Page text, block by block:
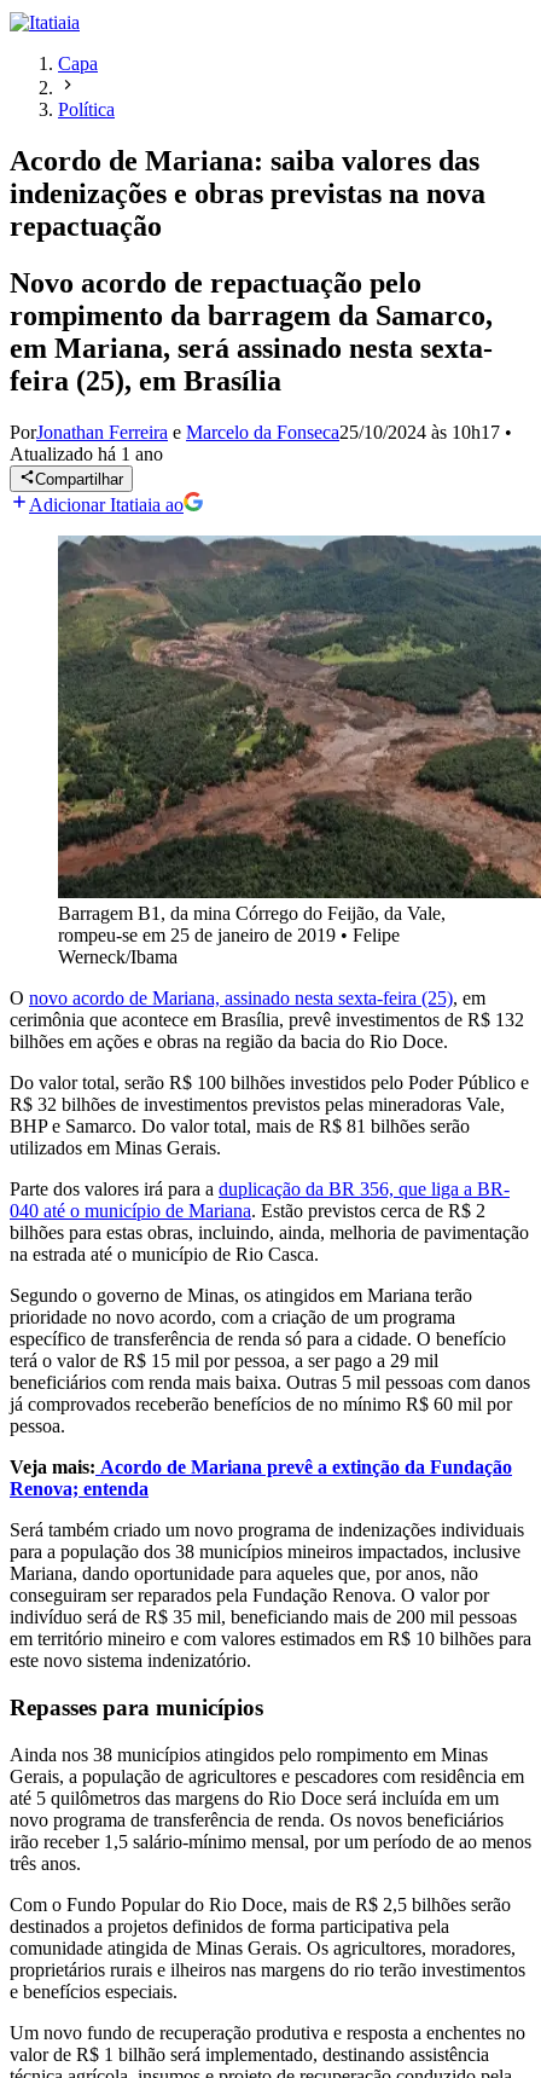
Capa
Política
Acordo de Mariana: saiba valores das
indenizações e obras previstas na nova
repactuação
Novo acordo de repactuação pelo
rompimento da barragem da Samarco,
em Mariana, será assinado nesta sexta-
feira (25), em Brasília
PorJonathan Ferreira e Marcelo da Fonseca25/10/2024 às 10h17 •
Atualizado há 1 ano
Compartilhar
Adicionar Itatiaia ao
Barragem B1, da mina Córrego do Feijão, da Vale,
rompeu-se em 25 de janeiro de 2019 • Felipe
Werneck/Ibama
O novo acordo de Mariana, assinado nesta sexta-feira (25), em
cerimônia que acontece em Brasília, prevê investimentos de R$ 132
bilhões em ações e obras na região da bacia do Rio Doce.
Do valor total, serão R$ 100 bilhões investidos pelo Poder Público e
R$ 32 bilhões de investimentos previstos pelas mineradoras Vale,
BHP e Samarco. Do valor total, mais de R$ 81 bilhões serão
utilizados em Minas Gerais.
Parte dos valores irá para a duplicação da BR 356, que liga a BR-
040 até o município de Mariana. Estão previstos cerca de R$ 2
bilhões para estas obras, incluindo, ainda, melhoria de pavimentação
na estrada até o município de Rio Casca.
Segundo o governo de Minas, os atingidos em Mariana terão
prioridade no novo acordo, com a criação de um programa
específico de transferência de renda só para a cidade. O benefício
terá o valor de R$ 15 mil por pessoa, a ser pago a 29 mil
beneficiários com renda mais baixa. Outras 5 mil pessoas com danos
já comprovados receberão benefícios de no mínimo R$ 60 mil por
pessoa.
Veja mais: Acordo de Mariana prevê a extinção da Fundação
Renova; entenda
Será também criado um novo programa de indenizações individuais
para a população dos 38 municípios mineiros impactados, inclusive
Mariana, dando oportunidade para aqueles que, por anos, não
conseguiram ser reparados pela Fundação Renova. O valor por
indivíduo será de R$ 35 mil, beneficiando mais de 200 mil pessoas
em território mineiro e com valores estimados em R$ 10 bilhões para
este novo sistema indenizatório.
Repasses para municípios
Ainda nos 38 municípios atingidos pelo rompimento em Minas
Gerais, a população de agricultores e pescadores com residência em
até 5 quilômetros das margens do Rio Doce será incluída em um
novo programa de transferência de renda. Os novos beneficiários
irão receber 1,5 salário-mínimo mensal, por um período de ao menos
três anos.
Com o Fundo Popular do Rio Doce, mais de R$ 2,5 bilhões serão
destinados a projetos definidos de forma participativa pela
comunidade atingida de Minas Gerais. Os agricultores, moradores,
proprietários rurais e ilheiros nas margens do rio terão investimentos
e benefícios especiais.
Um novo fundo de recuperação produtiva e resposta a enchentes no
valor de R$ 1 bilhão será implementado, destinando assistência